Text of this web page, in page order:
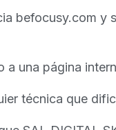
befocusy.com y
a una página
técnica que